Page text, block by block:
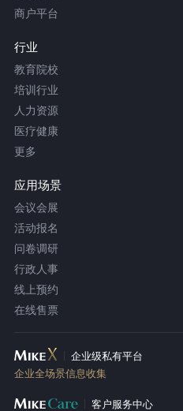
商户平台
行业
教育院校
培训行业
人力资源
医疗健康
更多
应用场景
会议会展
活动报名
问卷调研
行政人事
线上预约
在线售票
企业级私有平台
企业全场景信息收集
客户服务中心